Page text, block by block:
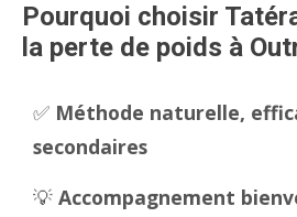
Pourquoi choisir
la perte de poids à
✅ Méthode naturelle,
secondaires
💡 Accompagnement